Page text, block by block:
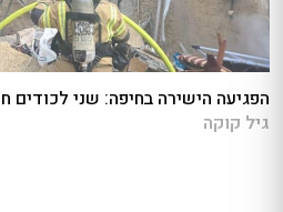
הפגיעה הישירה בחיפה: שני לכודים
גיל קוקה